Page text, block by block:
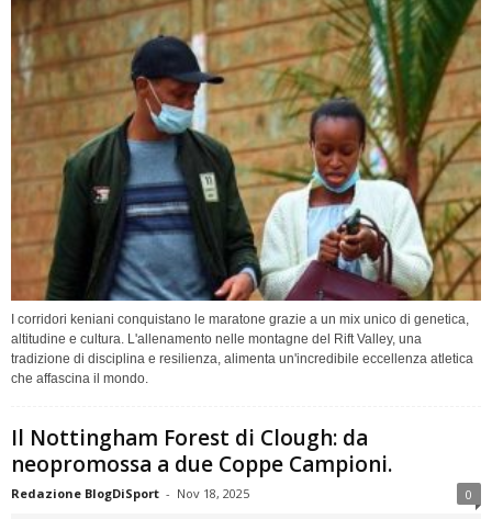
I corridori keniani conquistano le maratone grazie a un mix unico di genetica,
altitudine e cultura. L'allenamento nelle montagne del Rift Valley, una
tradizione di disciplina e resilienza, alimenta un'incredibile eccellenza atletica
che affascina il mondo.
Il Nottingham Forest di Clough: da
neopromossa a due Coppe Campioni.
Redazione BlogDiSport - Nov 18, 2025 0